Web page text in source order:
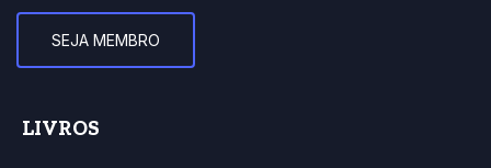
SEJA MEMBRO
LIVROS